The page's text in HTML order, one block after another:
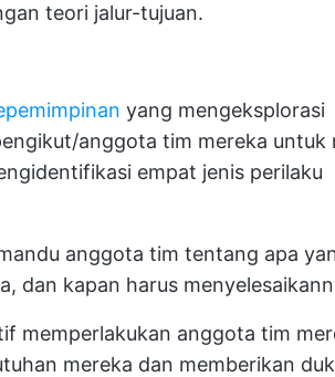
teori jalur-tujuan.
yang mengeksplorasi
anggota tim mereka untuk
empat jenis perilaku
anggota tim tentang apa
dan kapan harus
memperlakukan anggota tim
mereka dan memberikan